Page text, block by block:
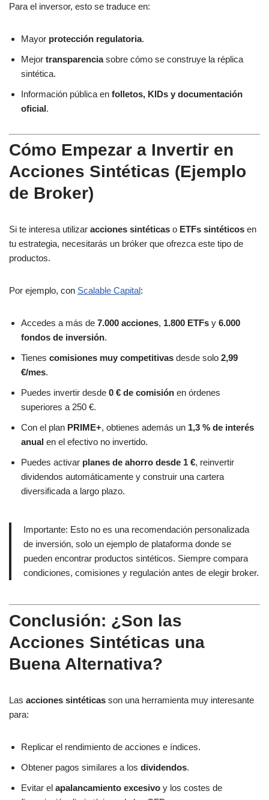
Para el inversor, esto se traduce en:
Mayor protección regulatoria.
Mejor transparenciasobre cómo se construye la réplica
sintética.
Información pública en folletos, KIDs y documentación
oficial.
Cómo Empezar a Invertir en
Acciones Sintéticas (Ejemplo
de Broker)
Si te interesa utilizar acciones sintéticas o ETFs sintéticos en
tu estrategia, necesitarás un bróker que ofrezca este tipo de
productos.
Por ejemplo, con Scalable Capital:
Accedes a más de 7.000 acciones, 1.800 ETFs y 6.000
fondos de inversión.
Tienes comisiones muy competitivas desde solo 2,99
€/mes.
Puedes invertir desde 0 € de comisión en órdenes
superiores a 250 €.
Con el plan PRIME+, obtienes además un 1,3 % de interés
anual en el efectivo no invertido.
Puedes activar planes de ahorro desde 1 €, reinvertir
dividendos automáticamente y construir una cartera
diversificada a largo plazo.
Importante: Esto no es una recomendación personalizada
de inversión, solo un ejemplo de plataforma donde se
pueden encontrar productos sintéticos. Siempre compara
condiciones, comisiones y regulación antes de elegir broker.
Conclusión: ¿Son las
Acciones Sintéticas una
Buena Alternativa?
Las acciones sintéticas son una herramienta muy interesante
para:
Replicar el rendimiento de acciones e índices.
Obtener pagos similares a los dividendos.
Evitar el apalancamiento excesivo y los costes de